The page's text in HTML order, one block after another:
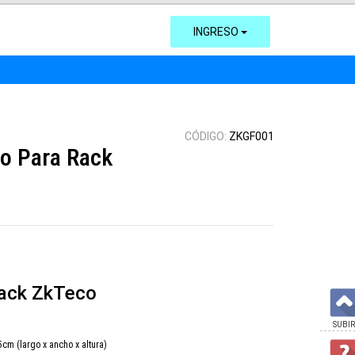
INGRESO
CÓDIGO: ZKGF001
Para Rack
ZkTeco
(largo x ancho x altura)
SUBIR